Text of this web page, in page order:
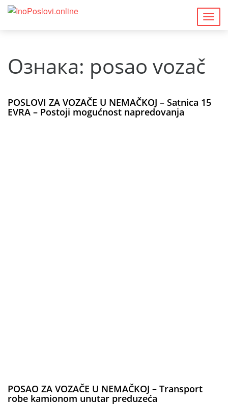
Ознака: posao vozač
POSLOVI ZA VOZAČE U NEMAČKOJ – Satnica 15
EVRA – Postoji mogućnost napredovanja
POSAO ZA VOZAČE U NEMAČKOJ – Transport
robe kamionom unutar preduzeća